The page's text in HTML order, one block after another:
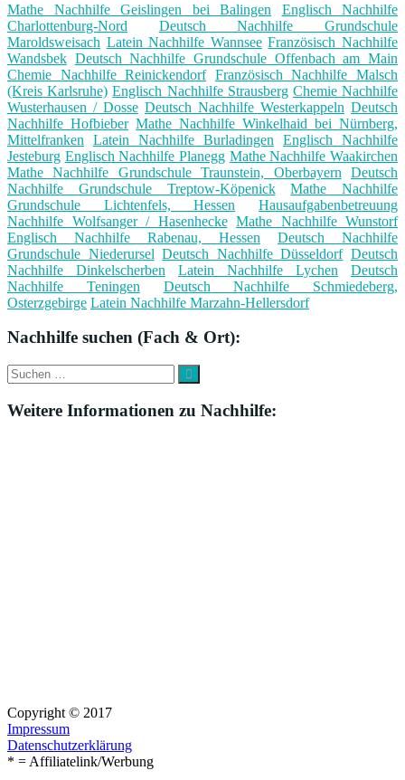
Mathe Nachhilfe Geislingen bei Balingen
Englisch Nachhilfe
Charlottenburg-Nord
Deutsch Nachhilfe Grundschule
Maroldsweisach Latein Nachhilfe Wannsee Französisch Nachhilfe
Wandsbek Deutsch Nachhilfe Grundschule Offenbach am Main
Chemie Nachhilfe Reinickendorf Französisch Nachhilfe Malsch
(Kreis Karlsruhe) Englisch Nachhilfe Strausberg Chemie Nachhilfe
Wusterhausen / Dosse Deutsch Nachhilfe Westerkappeln Deutsch
Nachhilfe Hofbieber Mathe Nachhilfe Winkelhaid bei Nürnberg,
Mittelfranken
Latein Nachhilfe Burladingen
Englisch Nachhilfe
Jesteburg Englisch Nachhilfe Planegg Mathe Nachhilfe Waakirchen
Mathe Nachhilfe Grundschule Traunstein, Oberbayern
Deutsch
Nachhilfe Grundschule Treptow-Köpenick
Mathe Nachhilfe
Grundschule Lichtenfels, Hessen
Hausaufgabenbetreuung
Nachhilfe Wolfsanger / Hasenhecke Mathe Nachhilfe Wunstorf
Englisch Nachhilfe Rabenau, Hessen
Deutsch Nachhilfe
Grundschule Niederursel Deutsch Nachhilfe Düsseldorf Deutsch
Nachhilfe Dinkelscherben
Latein Nachhilfe Lychen
Deutsch
Nachhilfe Teningen
Deutsch Nachhilfe Schmiedeberg,
Osterzgebirge Latein Nachhilfe Marzahn-Hellersdorf
Nachhilfe suchen (Fach & Ort):
Suche
nach:
Suchen
Weitere Informationen zu Nachhilfe:
Copyright © 2017
Impressum
Datenschutzerklärung
* = Affiliatelink/Werbung